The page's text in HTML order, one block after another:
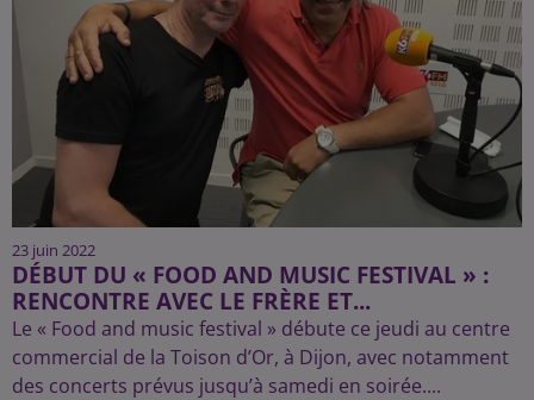
23 juin 2022
DÉBUT DU « FOOD AND MUSIC FESTIVAL » :
RENCONTRE AVEC LE FRÈRE ET...
Le « Food and music festival » débute ce jeudi au centre
commercial de la Toison d’Or, à Dijon, avec notamment
des concerts prévus jusqu’à samedi en soirée....